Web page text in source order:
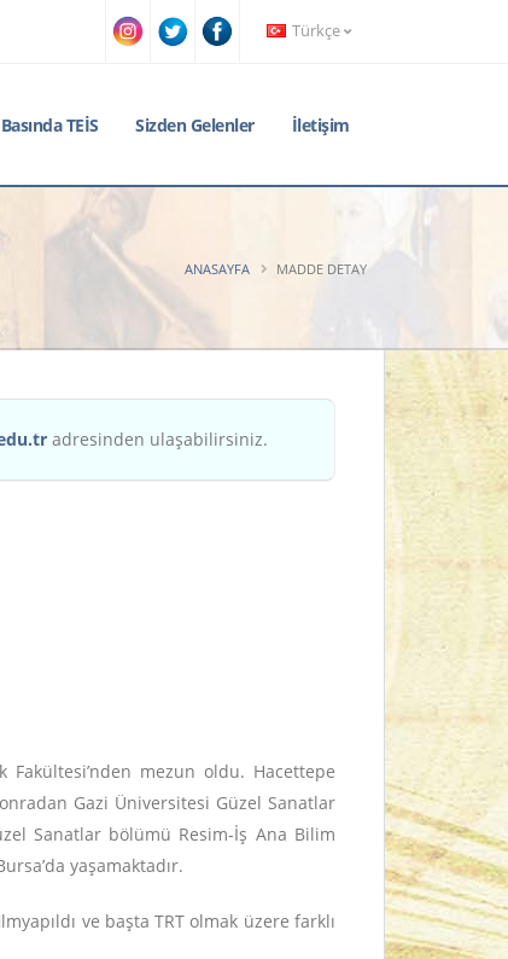
Türkçe
Basında TEİS Sizden Gelenler İletişim
ANASAYFA MADDE DETAY
adresinden ulaşabilirsiniz.
mezun oldu. Hacettepe
Gazi Üniversitesi Güzel Sanatlar
Sanatlar bölümü Resim-İş Ana Bilim
yaşamaktadır.
ve başta TRT olmak üzere farklı